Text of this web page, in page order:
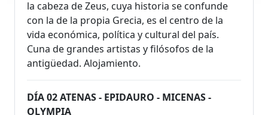
la cabeza de Zeus, cuya historia se confunde
con la de la propia Grecia, es el centro de la
vida económica, política y cultural del país.
Cuna de grandes artistas y filósofos de la
antigüedad. Alojamiento.
DÍA 02 ATENAS - EPIDAURO - MICENAS -
OLYMPIA